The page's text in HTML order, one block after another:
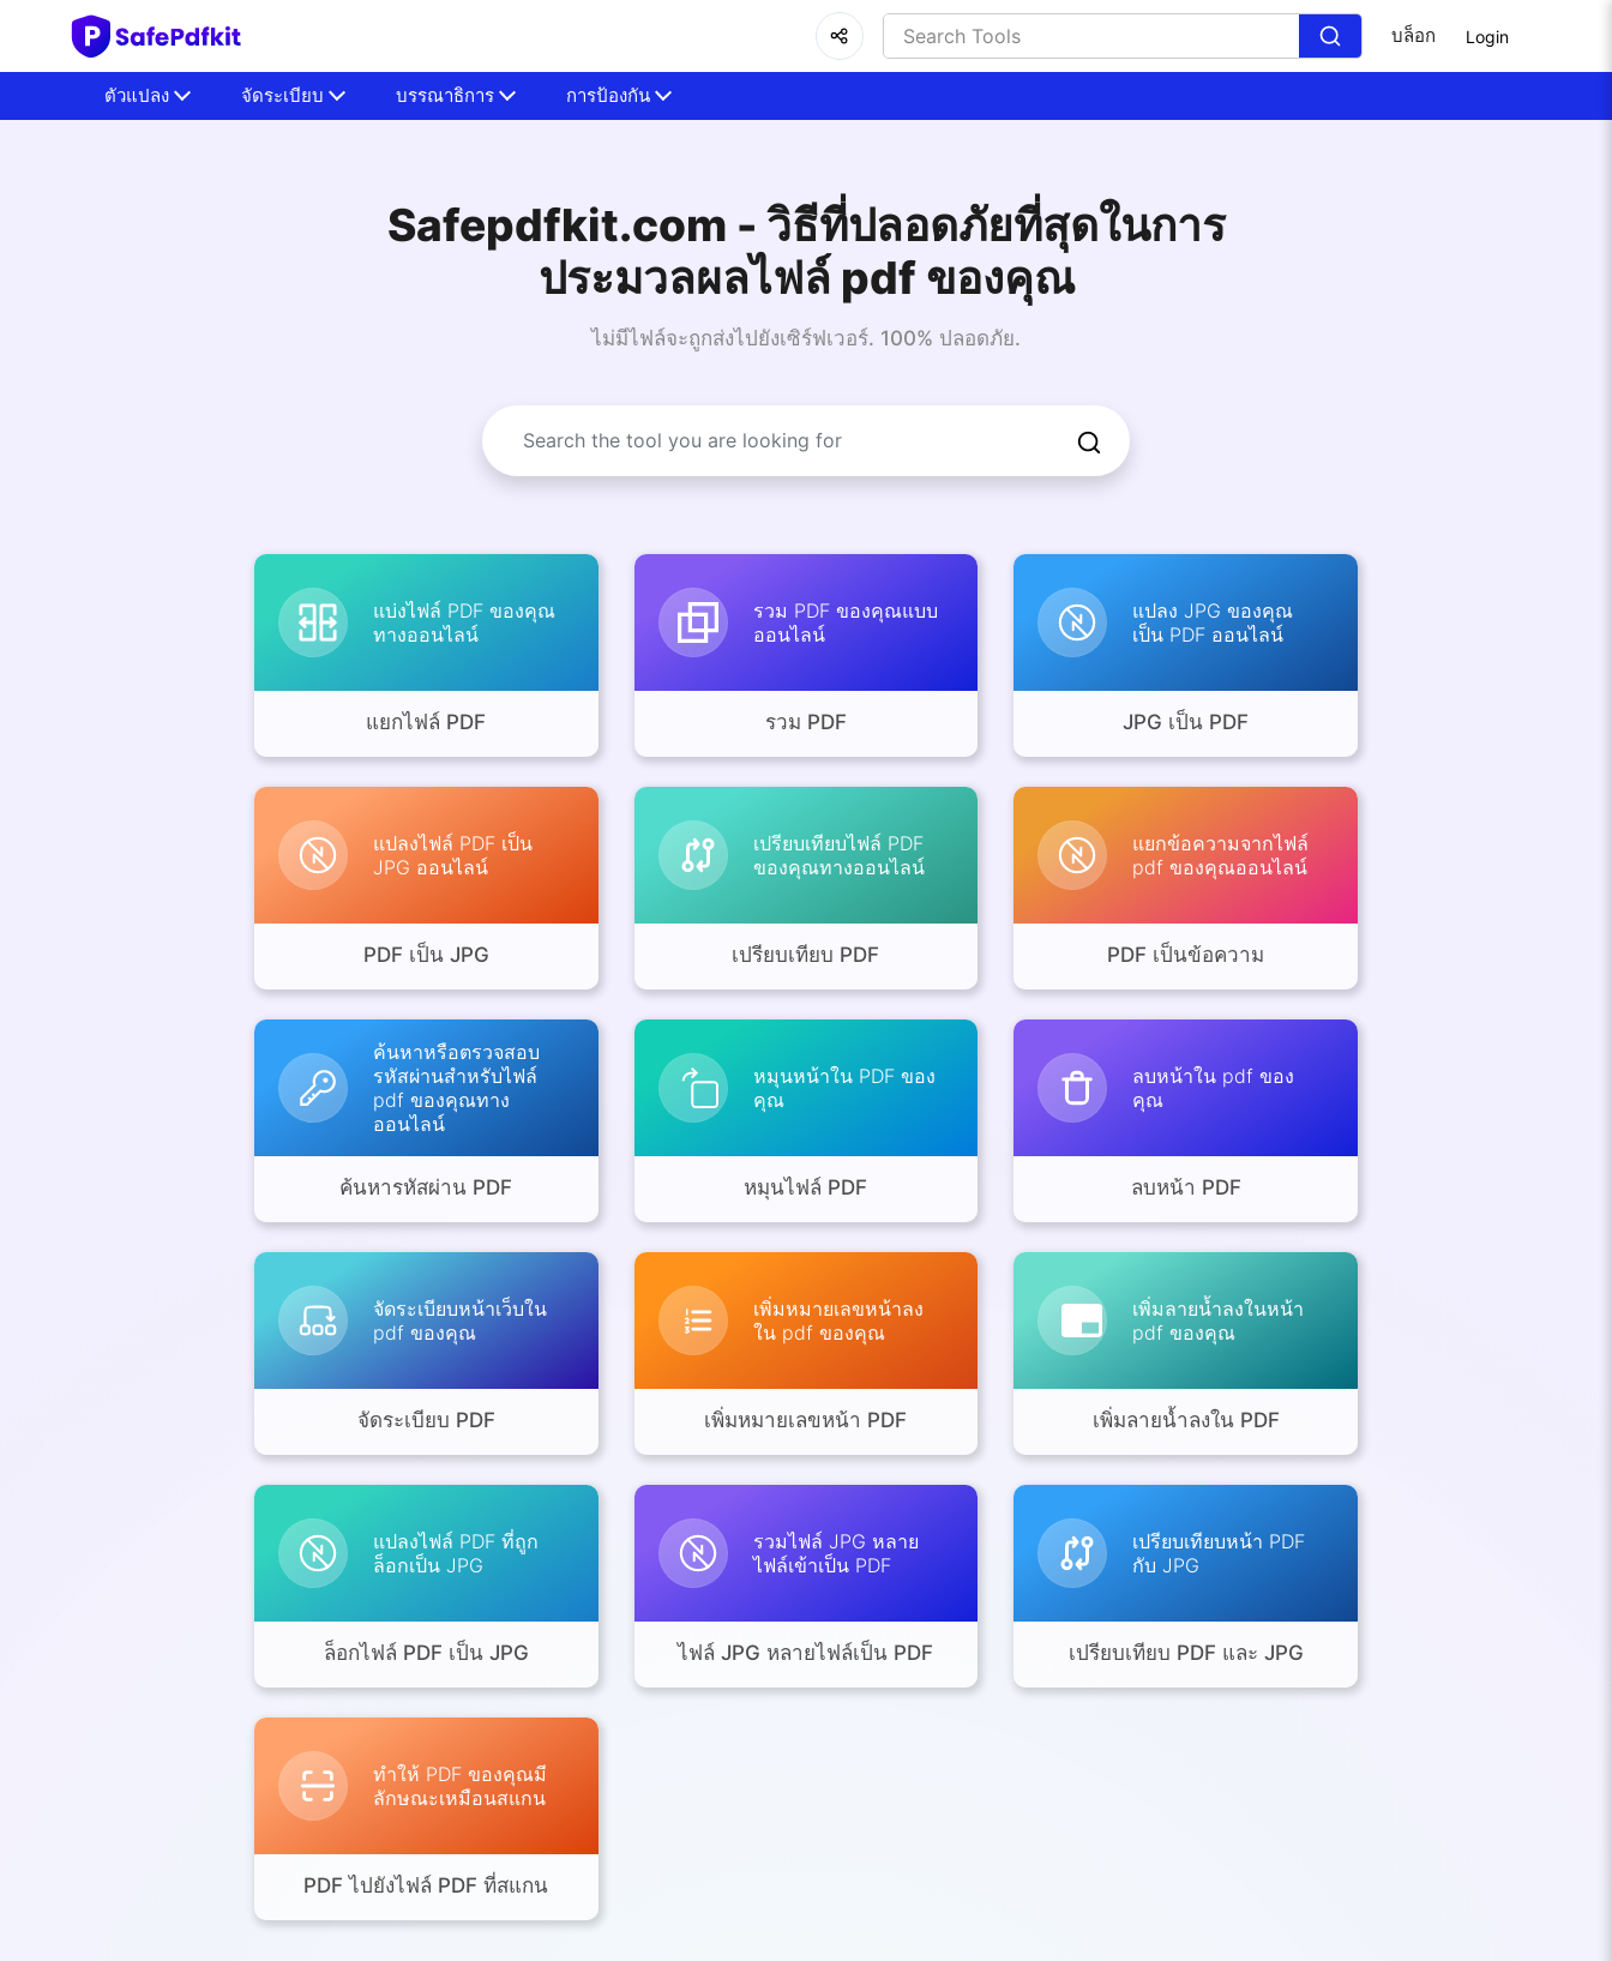
บล็อก Login
ตัวแปลง จัดระเบียบ บรรณาธิการ การป้องกัน
Safepdfkit.com - วิธีที่ปลอดภัยที่สุดในการ
ประมวลผลไฟล์ pdf ของคุณ
ไม่มีไฟล์จะถูกส่งไปยังเซิร์ฟเวอร์. 100% ปลอดภัย.
แบ่งไฟล์ PDF ของคุณ
ทางออนไลน์
แยกไฟล์ PDF
รวม PDF ของคุณแบบ
ออนไลน์
รวม PDF
แปลง JPG ของคุณ
เป็น PDF ออนไลน์
JPG เป็น PDF
แปลงไฟล์ PDF เป็น
JPG ออนไลน์
PDF เป็น JPG
เปรียบเทียบไฟล์ PDF
ของคุณทางออนไลน์
เปรียบเทียบ PDF
แยกข้อความจากไฟล์
pdf ของคุณออนไลน์
PDF เป็นข้อความ
ค้นหาหรือตรวจสอบ
รหัสผ่านสำหรับไฟล์
pdf ของคุณทาง
ออนไลน์
ค้นหารหัสผ่าน PDF
หมุนหน้าใน PDF ของ
คุณ
หมุนไฟล์ PDF
ลบหน้าใน pdf ของ
คุณ
ลบหน้า PDF
จัดระเบียบหน้าเว็บใน
pdf ของคุณ
จัดระเบียบ PDF
เพิ่มหมายเลขหน้าลง
ใน pdf ของคุณ
เพิ่มหมายเลขหน้า PDF
เพิ่มลายน้ำลงในหน้า
pdf ของคุณ
เพิ่มลายน้ำลงใน PDF
แปลงไฟล์ PDF ที่ถูก
ล็อกเป็น JPG
ล็อกไฟล์ PDF เป็น JPG
รวมไฟล์ JPG หลาย
ไฟล์เข้าเป็น PDF
ไฟล์ JPG หลายไฟล์เป็น PDF
เปรียบเทียบหน้า PDF
กับ JPG
เปรียบเทียบ PDF และ JPG
ทำให้ PDF ของคุณมี
ลักษณะเหมือนสแกน
PDF ไปยังไฟล์ PDF ที่สแกน